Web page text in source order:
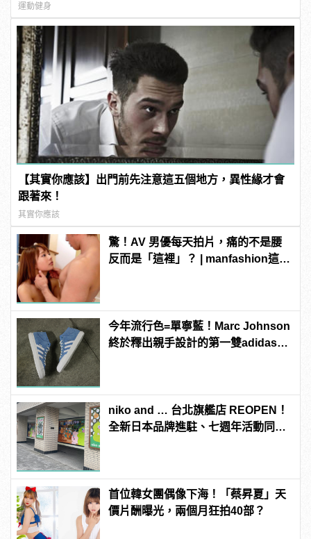
運動健身
【其實你應該】出門前先注意這五個地方，異性緣才會
跟著來！
其實你應該
驚！AV 男優每天拍片，痛的不是腰
反而是「這裡」？ | manfashion這樣
今年流行色=單寧藍！Marc Johnson
終於釋出親手設計的第一雙adidas滑
niko and … 台北旗艦店 REOPEN！
全新日本品牌進駐、七週年活動同步
首位韓女團偶像下海！「蔡昇夏」天
價片酬曝光，兩個月狂拍40部？